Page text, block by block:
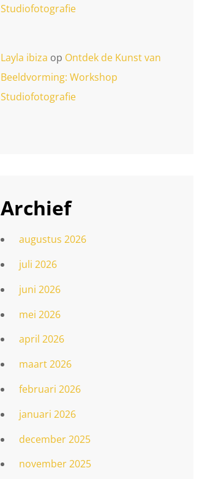
Studiofotografie
Layla ibiza op Ontdek de Kunst van
Beeldvorming: Workshop
Studiofotografie
Archief
augustus 2026
juli 2026
juni 2026
mei 2026
april 2026
maart 2026
februari 2026
januari 2026
december 2025
november 2025